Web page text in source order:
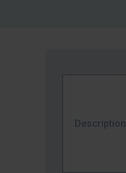
Description